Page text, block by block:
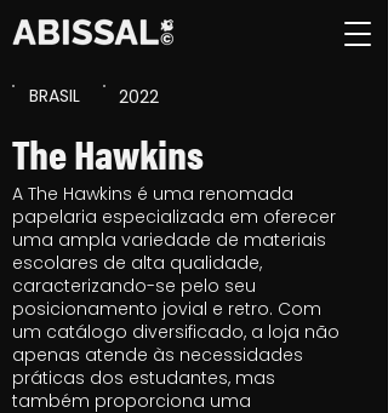
BRASIL 2022
The Hawkins
A The Hawkins é uma renomada
papelaria especializada em oferecer
uma ampla variedade de materiais
escolares de alta qualidade,
caracterizando-se pelo seu
posicionamento jovial e retro. Com
um catálogo diversificado, a loja não
apenas atende às necessidades
práticas dos estudantes, mas
também proporciona uma